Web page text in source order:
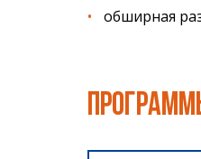
обширная